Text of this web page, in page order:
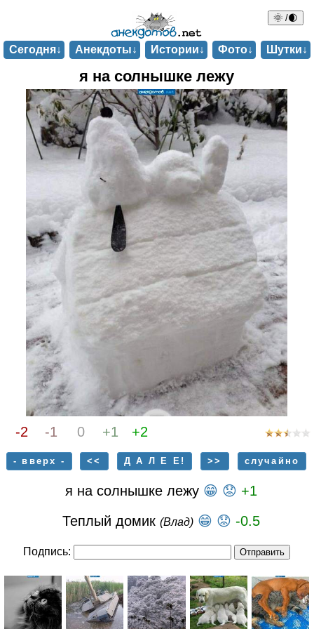
🌞 /🌒
Сегодня↓ Анекдоты↓ Истории↓ Фото↓ Шутки↓
я на солнышке лежу
-2 -1 0 +1 +2
- вверх - << Д А Л Е Е! >> случайно
я на солнышке лежу 😁 😟 +1
Теплый домик (Влад) 😁 😟 -0.5
Подпись: